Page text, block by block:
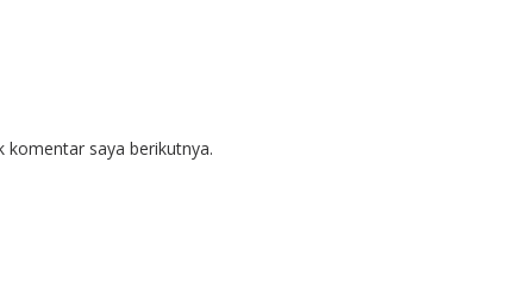
komentar saya berikutnya.